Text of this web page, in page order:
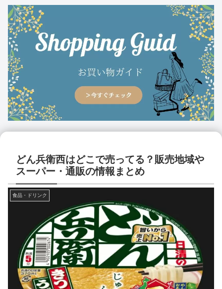
どん兵衛西はどこで売ってる？販売地域や
スーパー・通販の情報まとめ
食品・ドリンク